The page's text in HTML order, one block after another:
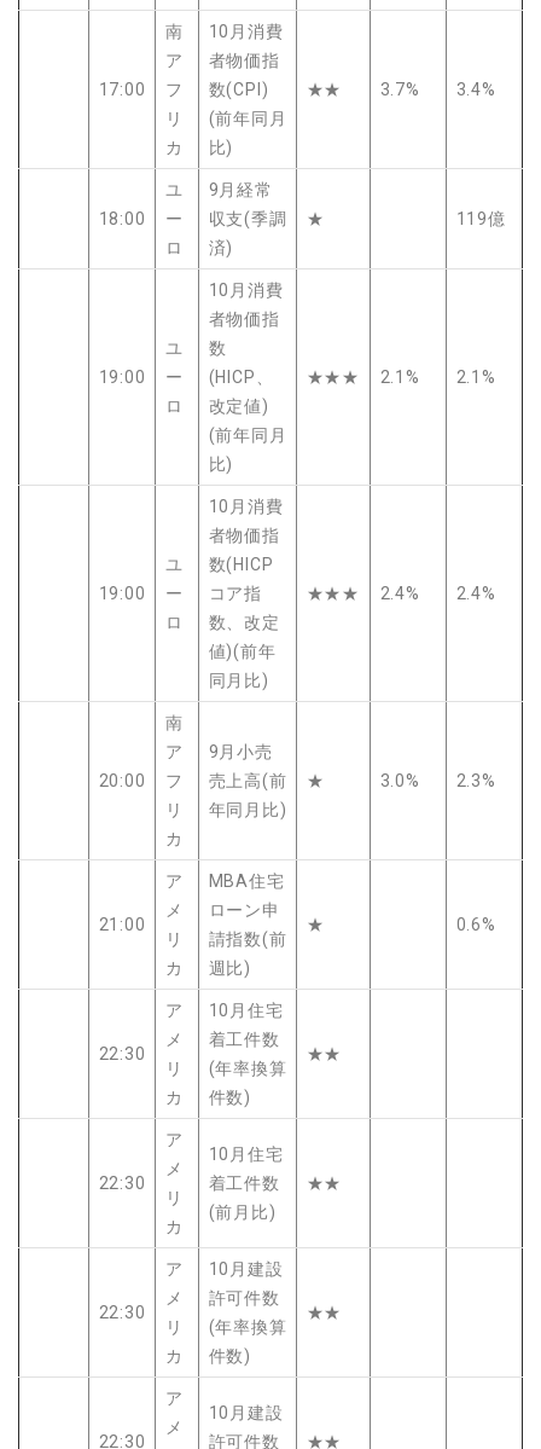
17:00
南
ア
フ
リ
カ
10月消費
者物価指
数(CPI)
(前年同月
比)
★★ 3.7% 3.4%
18:00
ユ
ー
ロ
9月経常
収支(季調
済)
★ 119億
19:00
ユ
ー
ロ
10月消費
者物価指
数
(HICP、
改定値)
(前年同月
比)
★★★ 2.1% 2.1%
19:00
ユ
ー
ロ
10月消費
者物価指
数(HICP
コア指
数、改定
値)(前年
同月比)
★★★ 2.4% 2.4%
20:00
南
ア
フ
リ
カ
9月小売
売上高(前
年同月比)
★ 3.0% 2.3%
21:00
ア
メ
リ
カ
MBA住宅
ローン申
請指数(前
週比)
★ 0.6%
22:30
ア
メ
リ
カ
10月住宅
着工件数
(年率換算
件数)
★★
22:30
ア
メ
リ
カ
10月住宅
着工件数
(前月比)
★★
22:30
ア
メ
リ
カ
10月建設
許可件数
(年率換算
件数)
★★
22:30
ア
メ
10月建設
許可件数
★★